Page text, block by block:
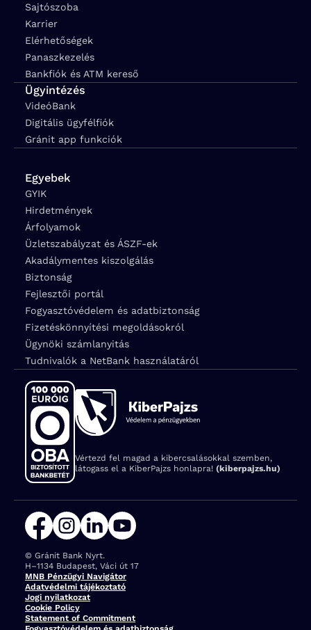
Sajtószoba
Karrier
Elérhetőségek
Panaszkezelés
Bankfiók és ATM kereső
Ügyintézés
VideóBank
Digitális ügyfélfiók
Gránit app funkciók
Egyebek
GYIK
Hirdetmények
Árfolyamok
Üzletszabályzat és ÁSZF-ek
Akadálymentes kiszolgálás
Biztonság
Fejlesztői portál
Fogyasztóvédelem és adatbiztonság
Fizetéskönnyítési megoldásokról
Ügynöki számlanyitás
Tudnivalók a NetBank használatáról
Vértezd fel magad a kibercsalásokkal szemben,
látogass el a KiberPajzs honlapra! (kiberpajzs.hu)
© Gránit Bank Nyrt.
Cím:
H–1134 Budapest, Váci út 17
MNB Pénzügyi Navigátor
Adatvédelmi tájékoztató
Jogi nyilatkozat
Cookie Policy
Statement of Commitment